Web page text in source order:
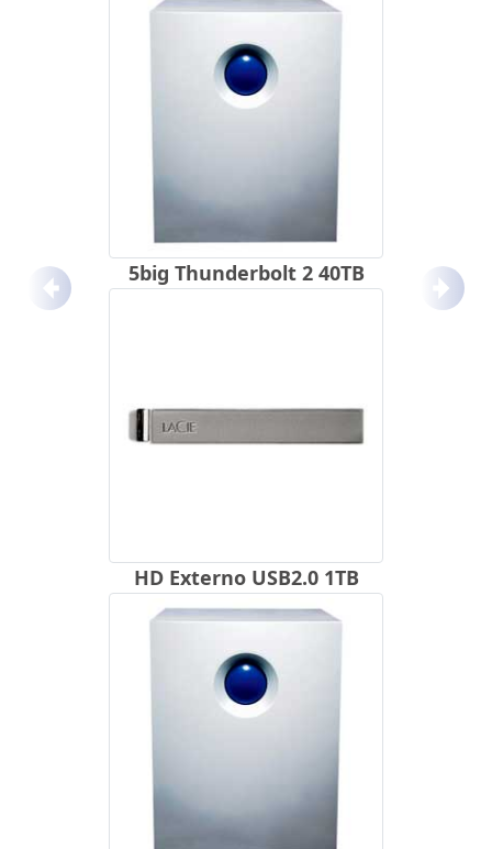
5big Thunderbolt 2 40TB
HD Externo USB2.0 1TB
Anterior